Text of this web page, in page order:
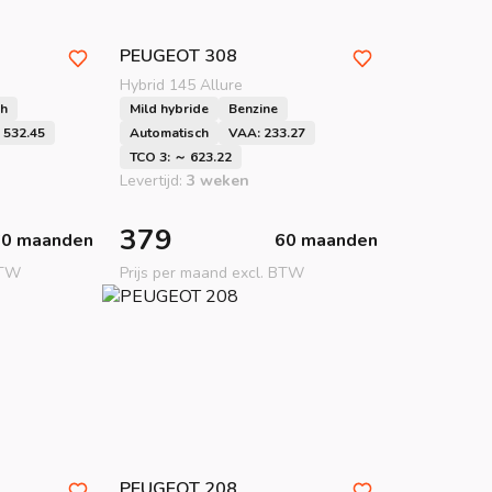
532.45
PEUGEOT 308
Hybrid 145 Allure
Mild hybride
Benzine
Automatisch
VAA: 233.27
TCO 3: ～ 623.22
Levertijd:3 weken
maanden 379 60 maanden
Prijs per maand excl. BTW